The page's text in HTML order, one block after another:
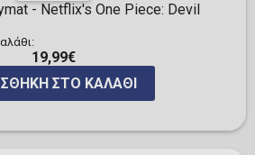
- Netflix's One Piece: Devil
19,99€
ΣΤΟ ΚΑΛΆΘΙ